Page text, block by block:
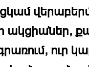
ակցիաներ,
ուր